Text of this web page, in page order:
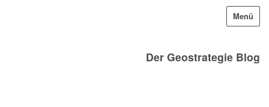
Der Geostrategie Blog
Menü